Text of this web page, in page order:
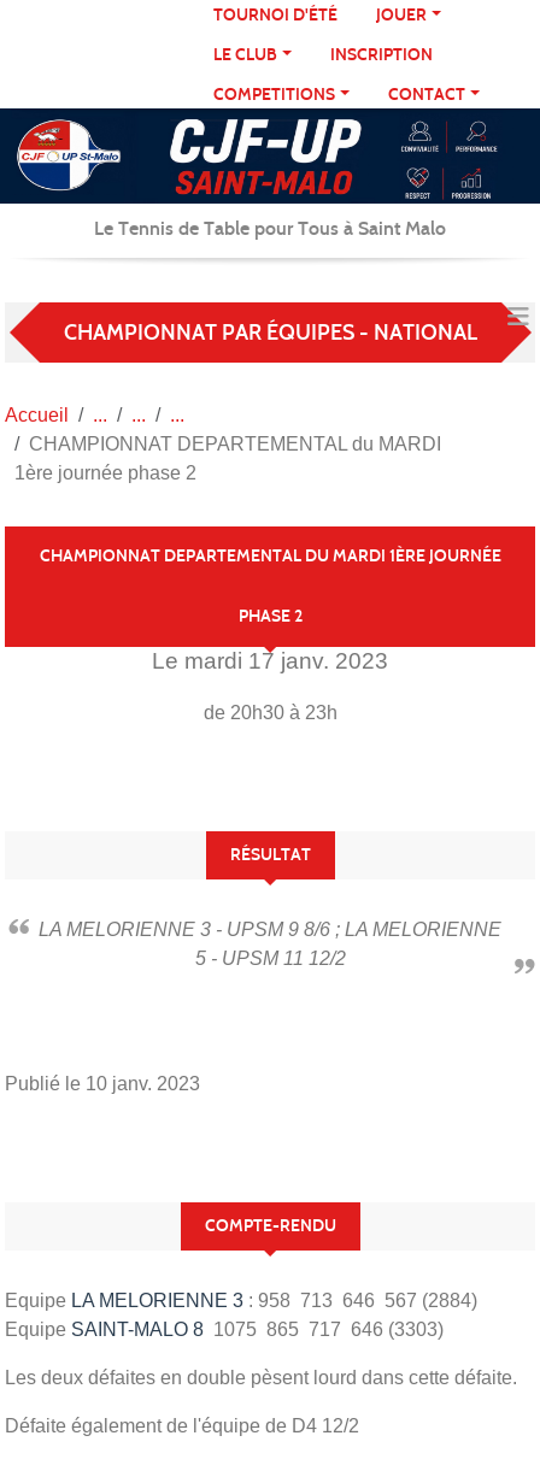
TOURNOI D'ÉTÉ
JOUER
LE CLUB
INSCRIPTION
COMPETITIONS
CONTACT
Le Tennis de Table pour Tous à Saint Malo
CHAMPIONNAT PAR ÉQUIPES - NATIONAL
Accueil
CHAMPIONNAT DEPARTEMENTAL du MARDI
1ère journée phase 2
CHAMPIONNAT DEPARTEMENTAL DU MARDI 1ÈRE JOURNÉE
PHASE 2
Le mardi 17 janv. 2023
de 20h30 à 23h
RÉSULTAT
LA MELORIENNE 3 - UPSM 9 8/6 ; LA MELORIENNE
5 - UPSM 11 12/2
Publié le 10 janv. 2023
COMPTE-RENDU
Equipe LA MELORIENNE 3 : 958 713 646 567 (2884)
Equipe SAINT-MALO 8 1075 865 717 646 (3303)
Les deux défaites en double pèsent lourd dans cette défaite.
Défaite également de l'équipe de D4 12/2
Panneau de gestion des cookies